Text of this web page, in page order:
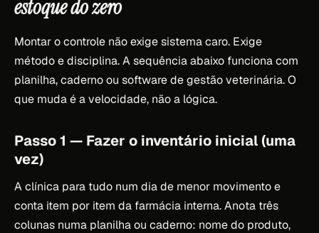
estoque do zero
Montar o controle não exige sistema caro. Exige
método e disciplina. A sequência abaixo funciona com
planilha, caderno ou software de gestão veterinária. O
que muda é a velocidade, não a lógica.
Passo 1 — Fazer o inventário inicial (uma
vez)
A clínica para tudo num dia de menor movimento e
conta item por item da farmácia interna. Anota três
colunas numa planilha ou caderno: nome do produto,